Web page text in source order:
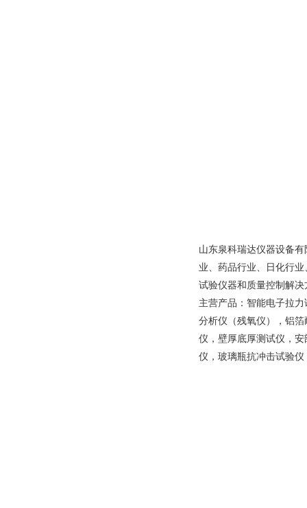
山东泉科瑞达仪器设备
业、药品行业、日化行
试验仪器和质量控制解决
主营产品：智能电子拉
分析仪（残氧仪），铝
仪，壁厚底厚测试仪，
仪，玻璃瓶抗冲击试验